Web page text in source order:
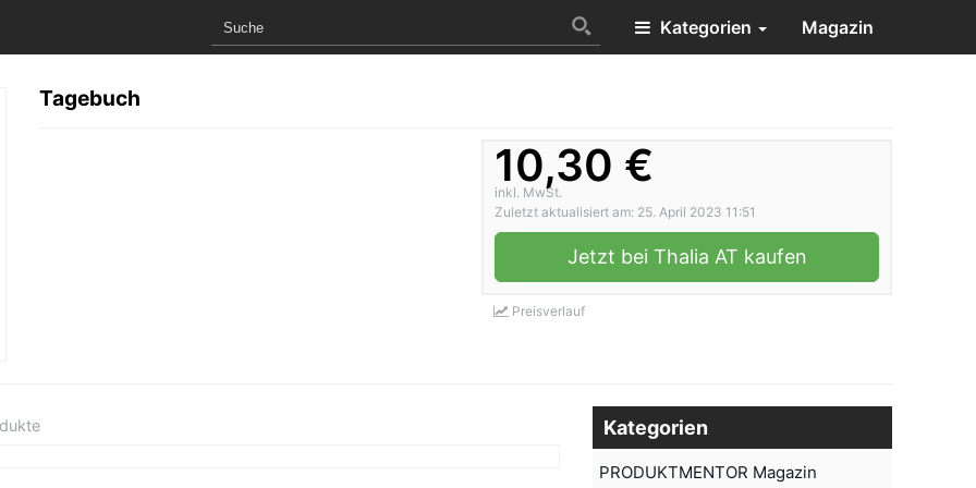
Kategorien Magazin
Tagebuch
10,30 €
inkl. MwSt.
Zuletzt aktualisiert am: 25. April 2023 11:51
Jetzt bei Thalia AT kaufen
Preisverlauf
Kategorien
PRODUKTMENTOR Magazin